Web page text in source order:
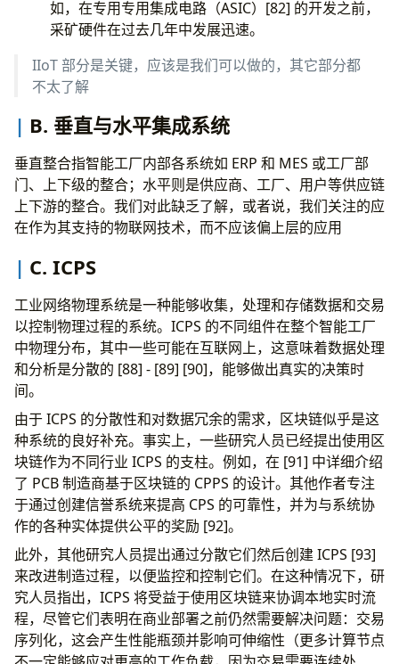
如，在专用专用集成电路（ASIC）[82] 的开发之前，
采矿硬件在过去几年中发展迅速。
IIoT 部分是关键，应该是我们可以做的，其它部分都
不太了解
B. 垂直与水平集成系统
垂直整合指智能工厂内部各系统如 ERP 和 MES 或工厂部
门、上下级的整合；水平则是供应商、工厂、用户等供应链
上下游的整合。我们对此缺乏了解，或者说，我们关注的应
在作为其支持的物联网技术，而不应该偏上层的应用
C. ICPS
工业网络物理系统是一种能够收集，处理和存储数据和交易
以控制物理过程的系统。ICPS 的不同组件在整个智能工厂
中物理分布，其中一些可能在互联网上，这意味着数据处理
和分析是分散的 [88] - [89] [90]，能够做出真实的决策时
间。
由于 ICPS 的分散性和对数据冗余的需求，区块链似乎是这
种系统的良好补充。事实上，一些研究人员已经提出使用区
块链作为不同行业 ICPS 的支柱。例如，在 [91] 中详细介绍
了 PCB 制造商基于区块链的 CPPS 的设计。其他作者专注
于通过创建信誉系统来提高 CPS 的可靠性，并为与系统协
作的各种实体提供公平的奖励 [92]。
此外，其他研究人员提出通过分散它们然后创建 ICPS [93]
来改进制造过程，以便监控和控制它们。在这种情况下，研
究人员指出，ICPS 将受益于使用区块链来协调本地实时流
程，尽管它们表明在商业部署之前仍然需要解决问题：交易
序列化，这会产生性能瓶颈并影响可伸缩性（更多计算节点